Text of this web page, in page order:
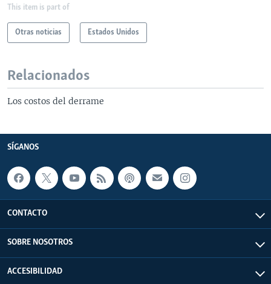
This item is part of
Otras noticias Estados Unidos
Relacionados
Los costos del derrame
SÍGANOS
CONTACTO
SOBRE NOSOTROS
ACCESIBILIDAD